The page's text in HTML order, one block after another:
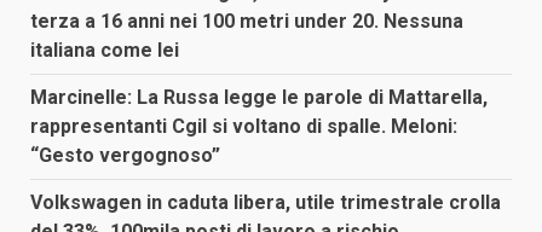
terza a 16 anni nei 100 metri under 20. Nessuna
italiana come lei
Marcinelle: La Russa legge le parole di Mattarella,
rappresentanti Cgil si voltano di spalle. Meloni:
“Gesto vergognoso”
Volkswagen in caduta libera, utile trimestrale crolla